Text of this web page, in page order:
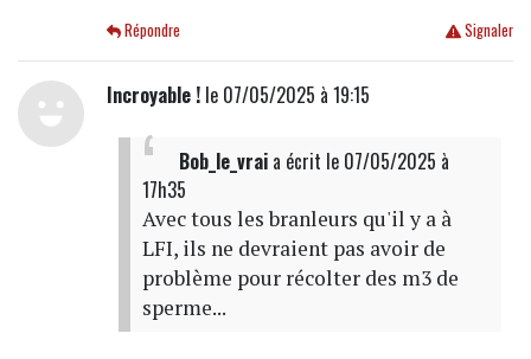
Signaler
Répondre
Incroyable !le 07/05/2025 à 19:15
Bob_le_vraia écrit le 07/05/2025 à
17h35
Avec tous les branleurs qu'il y a à
LFI, ils ne devraient pas avoir de
problème pour récolter des m3 de
sperme...